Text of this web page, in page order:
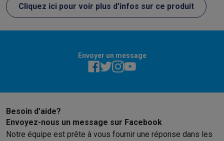
Cliquez ici pour voir plus d'infos sur ce produit
Envoyer un message
Besoin d’aide?
Envoyez-nous un message sur Facebook
Notre équipe est prête à vous fournir une réponse dans les